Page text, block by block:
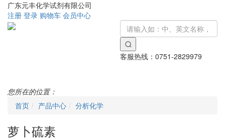
广东元丰化学试剂有限公司
注册 登录 购物车 会员中心
客服热线： 0751-2829979
您所在的位置：
首页
产品中心 分析化学
萝卜硫素